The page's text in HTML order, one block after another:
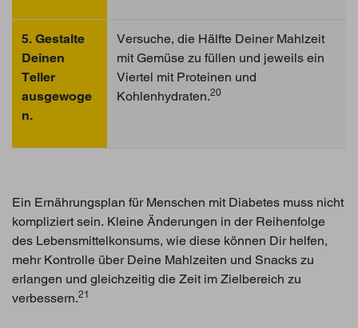
5. Gestalte
Deinen
Teller
ausgewoge
n.
Versuche, die Hälfte Deiner Mahlzeit
mit Gemüse zu füllen und jeweils ein
Viertel mit Proteinen und
Kohlenhydraten.20
Ein Ernährungsplan für Menschen mit Diabetes muss nicht
kompliziert sein. Kleine Änderungen in der Reihenfolge
des Lebensmittelkonsums, wie diese können Dir helfen,
mehr Kontrolle über Deine Mahlzeiten und Snacks zu
erlangen und gleichzeitig die Zeit im Zielbereich zu
verbessern.21